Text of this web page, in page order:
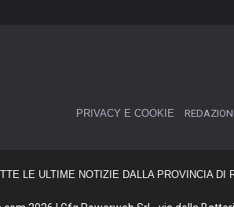
PRIVACY E COOKIE
LE ULTIME NOTIZIE DALLA PROVINCIA DI